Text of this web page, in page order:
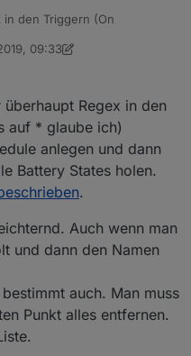
in den Triggern (On
einen Trigger für den
mit dabei und man
diese einzubinden.
und fehlerunanfälliger. :)
Blocklys gebaut,
Script laufen lassen, nur
verwenden konnte, bspw.
habe mit Namen
und darunter der
mit Namen "
Temperatur
einem Trigger bisher ein
in dem dann
09:33
Regex in den
auf * glaube ich)
anlegen und dann
Battery States holen.
.
Auch wenn man
und dann den Namen
auch. Man muss
Punkt alles entfernen.